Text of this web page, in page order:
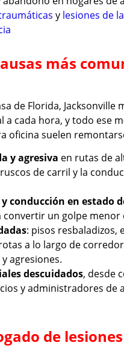
y lesiones de
más
de Florida,
cada hora, y todo ese
oficina suelen
y agresiva en rutas de
de carril y la
y conducción en estado
convertir un golpe menor
: pisos resbaladizos,
a lo largo de
agresiones.
descuidados, desde
y administradores de
de